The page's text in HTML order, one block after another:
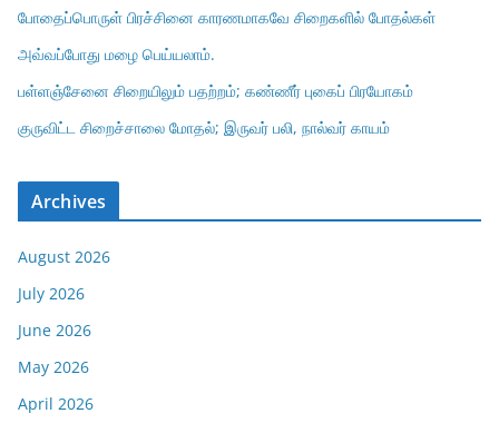
போதைப்பொருள் பிரச்சினை காரணமாகவே சிறைகளில் போதல்கள்
அவ்வப்போது மழை பெய்யலாம்.
பள்ளஞ்சேனை சிறையிலும் பதற்றம்; கண்ணீர் புகைப் பிரயோகம்
குருவிட்ட சிறைச்சாலை மோதல்; இருவர் பலி, நால்வர் காயம்
Archives
August 2026
July 2026
June 2026
May 2026
April 2026